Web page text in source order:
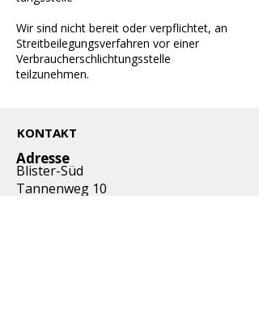
Wir sind nicht bereit oder verpflichtet, an
Streitbeilegungsverfahren vor einer
Verbraucherschlichtungsstelle
teilzunehmen.
KONTAKT
Adresse
​Blister-Süd
Tannenweg 10